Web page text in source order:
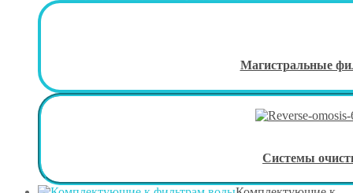
Магистральные
Системы